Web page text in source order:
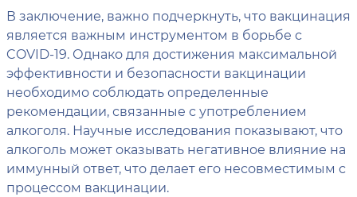
В заключение, важно подчеркнуть, что вакцинация
является важным инструментом в борьбе с
COVID-19. Однако для достижения максимальной
эффективности и безопасности вакцинации
необходимо соблюдать определенные
рекомендации, связанные с употреблением
алкоголя. Научные исследования показывают, что
алкоголь может оказывать негативное влияние на
иммунный ответ, что делает его несовместимым с
процессом вакцинации.